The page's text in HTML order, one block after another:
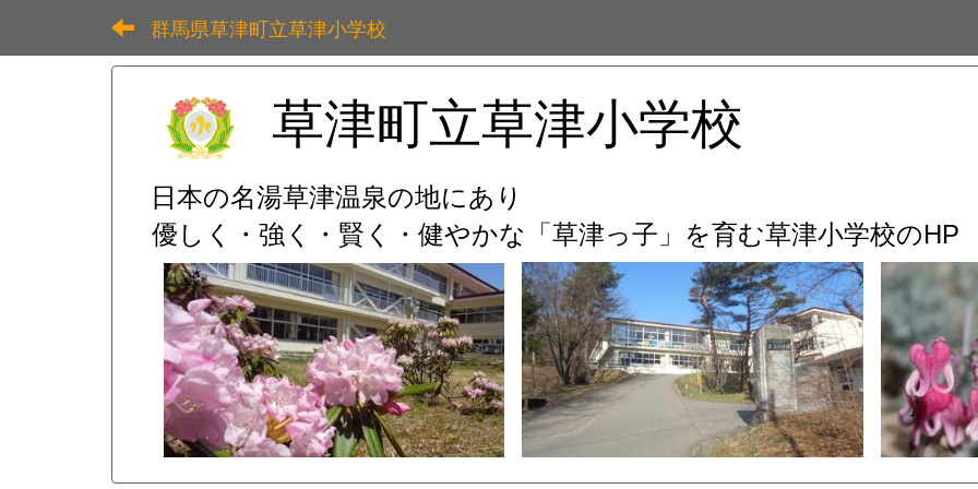
群馬県草津町立草津小学校
草津町立草津小学校
日本の名湯草津温泉の地にあり
優しく・強く・賢く・健やかな「草津っ子」を育む草津小学校のHP